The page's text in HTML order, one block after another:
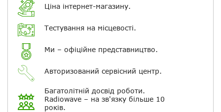
Ціна інтернет-магазину.
Тестування на місцевості.
Ми – офіційне представництво.
Авторизований сервісний центр.
Багатолітній досвід роботи.
Radiowave – на зв'язку більше 10
років.
Повідомляти про відповіді по
електронній пошті